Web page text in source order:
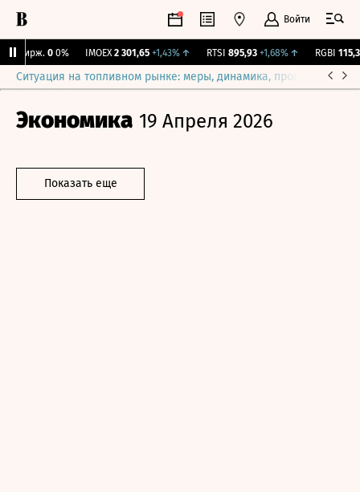
Войти
Бирж. 0 0% IMOEX 2 301,65 +1,43%↑ RTSI 895,93 +1,68%↑ RGBI 115,37
Ситуация на топливном рынке: меры, динамика, прогнозы
Экономика 19 Апреля 2026
Показать еще